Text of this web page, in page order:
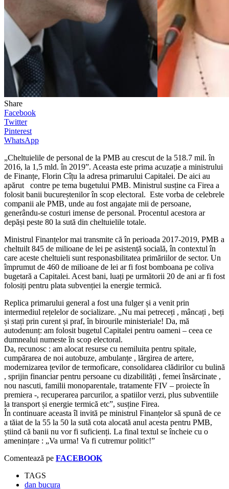
Share
Facebook
Twitter
Pinterest
WhatsApp
„Cheltuielile de personal de la PMB au crescut de la 518.7 mil. în
2016, la 1,5 mld. în 2019”. Aceasta este prima acuzație a ministrului
de Finanțe, Florin Cîțu la adresa primarului Capitalei. De aici au
apărut contre pe tema bugetului PMB. Ministrul susține ca Firea a
folosit banii bucureștenilor în scop electoral. Este vorba de celebrele
companii ale PMB, unde au fost angajate mii de persoane,
generându-se costuri imense de personal. Procentul acestora ar
depăși peste 80 la sută din cheltuielile totale.
Ministrul Finanțelor mai transmite că în perioada 2017-2019, PMB a
cheltuilt 845 de milioane de lei pe asistență socială, în contextul în
care aceste cheltuieli sunt responasbilitatea primăriilor de sector. Un
împrumut de 460 de milioane de lei ar fi fost bomboana pe coliva
bugetară a Capitalei. Acest bani, luați pe următorii 20 de ani ar fi fost
folosiți pentru plata subvenției la energie termică.
Replica primarului general a fost una fulger și a venit prin
intermediul rețelelor de socializare. „Nu mai petreceți , mâncați , beți
și stați prin curent și praf, în birourile ministeriale! Da, mă
autodenunț: am folosit bugetul Capitalei pentru oameni – ceea ce
dumnealui numeste în scop electoral.
Da, recunosc : am alocat resurse cu nemiluita pentru spitale,
cumpărarea de noi autobuze, ambulanțe , lărgirea de artere,
modernizarea țevilor de termoficare, consolidarea clădirilor cu bulină
, sprijin financiar pentru persoane cu dizabilități , femei însărcinate ,
nou nascuti, familii monoparentale, tratamente FIV – proiecte în
premiera -, recuperarea parcurilor, a spatiilor verzi, plus subventiile
la transport și energie termică etc”, susține Firea.
În continuare aceasta îl invită pe ministrul Finanțelor să spună de ce
a tăiat de la 55 la 50 la sută cota alocată anul acesta pentru PMB,
știind că banii nu vor fi suficienți. La final textul se încheie cu o
amenințare : „Va urma! Va fi cutremur politic!”
Comentează pe FACEBOOK
TAGS
dan bucura